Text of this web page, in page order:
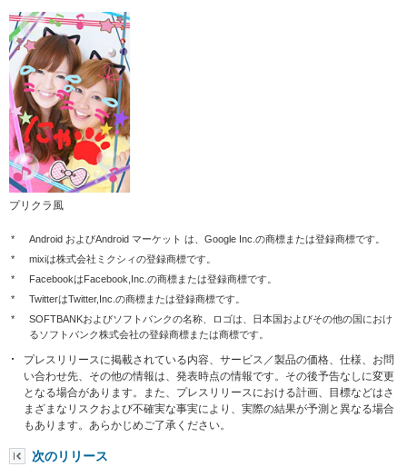
プリクラ風
*
Android およびAndroid マーケット は、Google Inc.の商標または登録商標です。
*
mixiは株式会社ミクシィの登録商標です。
*
FacebookはFacebook,Inc.の商標または登録商標です。
*
TwitterはTwitter,Inc.の商標または登録商標です。
*
SOFTBANKおよびソフトバンクの名称、ロゴは、日本国およびその他の国におけ
るソフトバンク株式会社の登録商標または商標です。
プレスリリースに掲載されている内容、サービス／製品の価格、仕様、お問
い合わせ先、その他の情報は、発表時点の情報です。その後予告なしに変更
となる場合があります。また、プレスリリースにおける計画、目標などはさ
まざまなリスクおよび不確実な事実により、実際の結果が予測と異なる場合
もあります。あらかじめご了承ください。
次のリリース